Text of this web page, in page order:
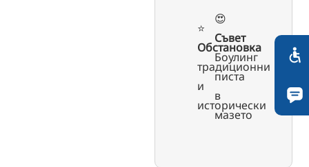
⭐️
Обстановка
традиционни
и
исторически
😍
Съвет
Боулинг
писта
в
мазето